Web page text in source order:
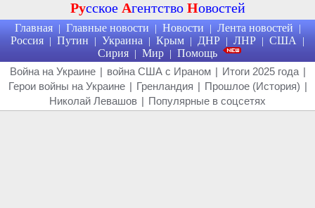
Русское Агентство Новостей
Главная | Главные новости | Новости | Лента новостей |
Россия | Путин | Украина | Крым | ДНР | ЛНР | США |
Сирия | Мир | Помощь
Война на Украине | война США с Ираном | Итоги 2025 года |
Герои войны на Украине | Гренландия | Прошлое (История) |
Николай Левашов | Популярные в соцсетях